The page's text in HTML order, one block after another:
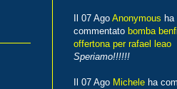
Il 07 Ago Anonymous ha
commentato bomba
offertona per rafael leao
Speriamo!!!!!!
Il 07 Ago Michele ha